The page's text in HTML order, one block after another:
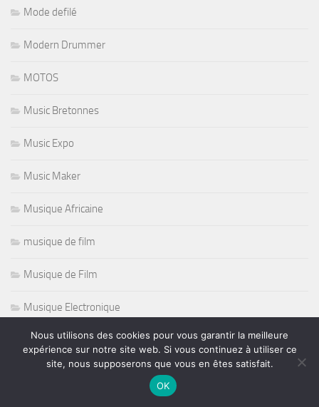
Mode defilé
Modern Drummer
MOTOS
Music Bretonnes
Music Expo
Music Maker
Musique Africaine
musique de film
Musique de Film
Musique Electronique
Nashille Scene
Nous utilisons des cookies pour vous garantir la meilleure
expérience sur notre site web. Si vous continuez à utiliser ce
site, nous supposerons que vous en êtes satisfait.
OK